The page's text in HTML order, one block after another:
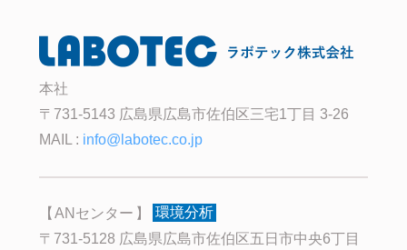
本社
〒731-5143 広島県広島市佐伯区三宅1丁目 3-26
MAIL : info@labotec.co.jp
ANセンター
環境分析
〒731-5128 広島県広島市佐伯区五日市中央6丁目